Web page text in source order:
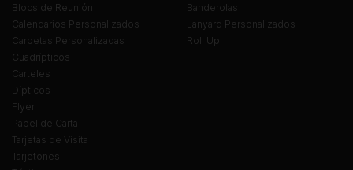
Blocs de Reunión
Calendarios Personalizados
Carpetas Personalizadas
Cuadrípticos
Carteles
Dípticos
Flyer
Papel de Carta
Tarjetas de Visita
Tarjetones
Banderolas
Lanyard Personalizados
Roll Up